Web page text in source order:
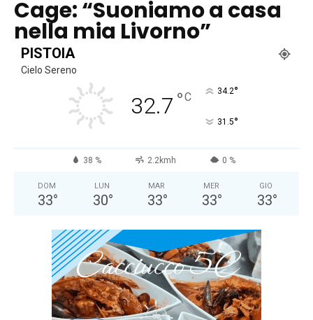
Cage: “Suoniamo a casa
nella mia Livorno”
PISTOIA
Cielo Sereno
32.7 °C 34.2°
31.5°
38 % 2.2kmh 0 %
DOM
33°
LUN
30°
MAR
33°
MER
33°
GIO
33°